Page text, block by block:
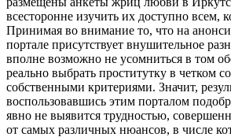
всесторонне изучить их доступно всем,
Принимая во внимание то, что на
портале присутствует внушительное
вполне возможно не усомниться в том
реально выбрать проститутку в четком
собственными критериями. Значит,
воспользовавшись этим порталом
явно не выявится трудностью,
от самых различных нюансов, в числе